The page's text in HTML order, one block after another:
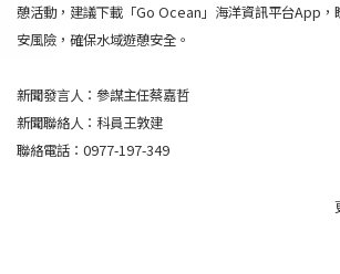
憩活動，建議下載「Go Ocean」海洋資訊平台App，
安風險，確保水域遊憩安全。
新聞發言人：參謀主任蔡嘉哲
新聞聯絡人：科員王敦建
聯絡電話：0977-197-349